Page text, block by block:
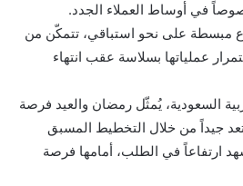
في أوساط العملاء الجدد.
مبسطة على نحو استباقي، تتمكّن من
عملياتها بسلاسة عقب انتهاء
السعودية، يُمثّل رمضان والعيد فرصة
جيداً من خلال التخطيط المسبق
ارتفاعاً في الطلب، أمامها فرصة